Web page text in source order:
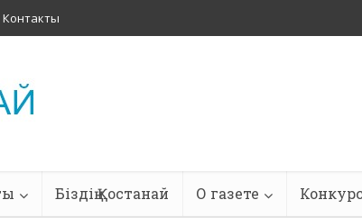
Контакты
Біздің Қостанай О газете